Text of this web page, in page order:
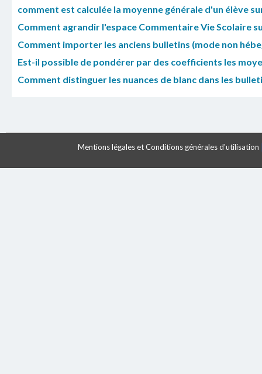
comment est calculée la moyenne générale d'un élève
Comment agrandir l'espace Commentaire Vie Scolaire
Comment importer les anciens bulletins (mode non
Est-il possible de pondérer par des coefficients les
Comment distinguer les nuances de blanc dans les
Mentions légales et Conditions générales d'utilisation